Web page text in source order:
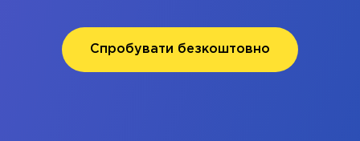
Спробувати безкоштовно